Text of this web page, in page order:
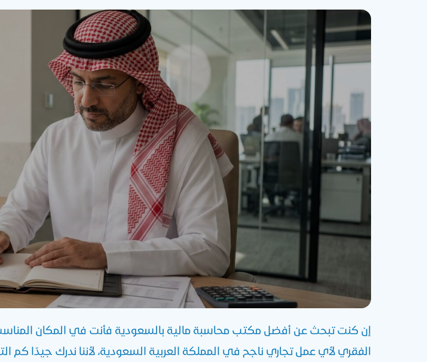
إن كنت تبحث عن أفضل مكتب محاسبة مالية بالسعودية فأنت في المكان
الفقري لأي عمل تجاري ناجح في المملكة العربية السعودية، لأننا ندرك جيدًا كم